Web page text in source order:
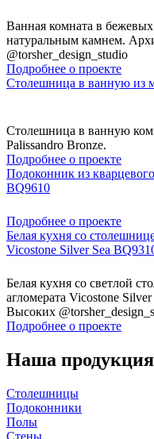
Ванная комната в
натуральным камнем.
@torsher_design_studio
Подробнее о проекте
Столешница в ванную из
Столешница в ванную
Palissandro Bronze.
Подробнее о проекте
Подоконник из
BQ9610
Подробнее о проекте
Белая кухня со
Vicostone Silver Sea
Белая кухня со светлой
агломерата Vicostone
Высоких
Подробнее о проекте
Наша продукция
Столешницы
Подоконники
Полы
Стены